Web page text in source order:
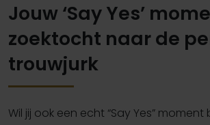
Jouw ‘Say Yes’
zoektocht naar de
trouwjurk
Wil jij ook een echt “Say Yes”